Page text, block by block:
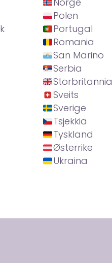
Polen
Portugal
Romania
San Marino
Serbia
Storbritannia
Sveits
Sverige
Tsjekkia
Tyskland
Østerrike
Ukraina